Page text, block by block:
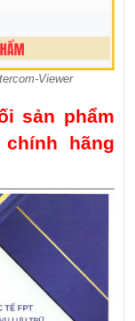
Viewer
sản phẩm
chính hãng